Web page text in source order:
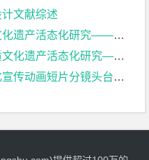
文献综述
研究——以缂丝技术为例文献综述
研究—以金陵盐水鸭为例文献综述
短片分镜头台本设计文献综述